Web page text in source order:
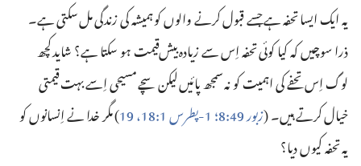
یہ ایک ایسا تحفہ ہے جسے قبول کرنے والوں کو ہمیشہ کی زندگی مل سکتی ہے۔‏
ذرا سوچیں کہ کیا کوئی تحفہ اِس سے زیادہ بیش‌قیمت ہو سکتا ہے؟‏ شاید کچھ
لوگ اِس تحفے کی اہمیت کو نہ سمجھ پائیں لیکن سچے مسیحی اِسے بہت قیمتی
خیال کرتے ہیں۔‏ (‏زبور 49:‏8؛‏
‏)‏ مگر خدا نے اِنسانوں کو
یہ تحفہ کیوں دیا؟‏